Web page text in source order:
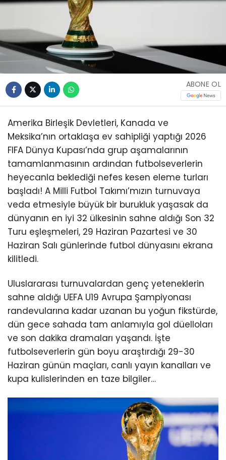
ABONE OL
Amerika Birleşik Devletleri, Kanada ve
Meksika’nın ortaklaşa ev sahipliği yaptığı 2026
FIFA Dünya Kupası’nda grup aşamalarının
tamamlanmasının ardından futbolseverlerin
heyecanla beklediği nefes kesen eleme turları
başladı! A Milli Futbol Takımı’mızın turnuvaya
veda etmesiyle büyük bir burukluk yaşasak da
dünyanın en iyi 32 ülkesinin sahne aldığı Son 32
Turu eşleşmeleri, 29 Haziran Pazartesi ve 30
Haziran Salı günlerinde futbol dünyasını ekrana
kilitledi.
Uluslararası turnuvalardan genç yeteneklerin
sahne aldığı UEFA U19 Avrupa Şampiyonası
randevularına kadar uzanan bu yoğun fikstürde,
dün gece sahada tam anlamıyla gol düelloları
ve son dakika dramaları yaşandı. İşte
futbolseverlerin gün boyu araştırdığı 29-30
Haziran günün maçları, canlı yayın kanalları ve
kupa kulislerinden en taze bilgiler…